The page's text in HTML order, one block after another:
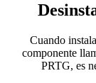
Cuando
componente
PRTG, es